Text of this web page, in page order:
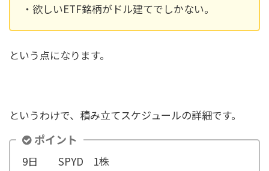
・欲しいETF銘柄がドル建てでしかない。
という点になります。
というわけで、積み立てスケジュールの詳細です。
ポイント
9日 SPYD 1株